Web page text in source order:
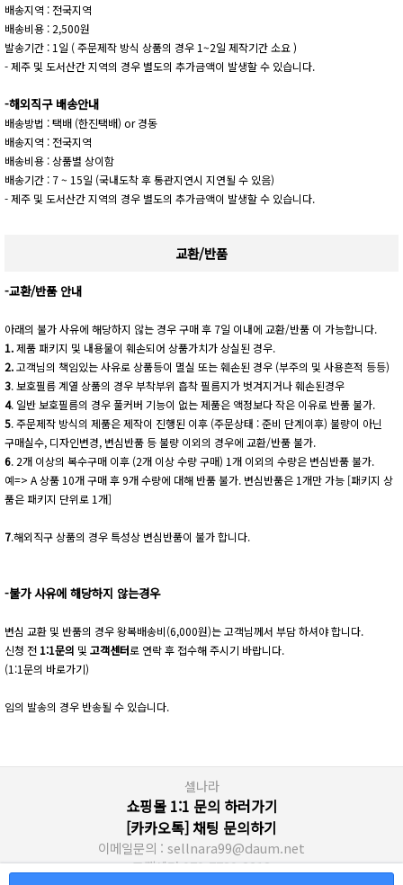
배송지역 : 전국지역
배송비용 : 2,500원
발송기간 : 1일 ( 주문제작 방식 상품의 경우 1~2일 제작기간 소요 )
- 제주 및 도서산간 지역의 경우 별도의 추가금액이 발생할 수 있습니다.
-해외직구 배송안내
배송방법 : 택배 (한진택배) or 경동
배송지역 : 전국지역
배송비용 : 상품별 상이함
배송기간 : 7 ~ 15일 (국내도착 후 통관지연시 지연될 수 있음)
- 제주 및 도서산간 지역의 경우 별도의 추가금액이 발생할 수 있습니다.
교환/반품
-교환/반품 안내
아래의 불가 사유에 해당하지 않는 경우 구매 후 7일 이내에 교환/반품 이 가능합니다.
1.제품 패키지 및 내용물이 훼손되어 상품가치가 상실된 경우.
2.고객님의 책임있는 사유로 상품등이 멸실 또는 훼손된 경우 (부주의 및 사용흔적 등등)
3. 보호필름 계열 상품의 경우 부착부위 흡착 필름지가 벗겨지거나 훼손된경우
4. 일반 보호필름의 경우 풀커버 기능이 없는 제품은 액정보다 작은 이유로 반품 불가.
5. 주문제작 방식의 제품은 제작이 진행된 이후 (주문상태 : 준비 단계이후) 불량이 아닌
구매실수, 디자인변경, 변심반품 등 불량 이외의 경우에 교환/반품 불가.
6. 2개 이상의 복수구매 이후 (2개 이상 수량 구매) 1개 이외의 수량은 변심반품 불가.
예=> A 상품 10개 구매 후 9개 수량에 대해 반품 불가. 변심반품은 1개만 가능 [패키지 상
품은 패키지 단위로 1개]
7.해외직구 상품의 경우 특성상 변심반품이 불가 합니다.
-불가 사유에 해당하지 않는경우
변심 교환 및 반품의 경우 왕복배송비(6,000원)는 고객님께서 부담 하셔야 합니다.
신청 전 1:1문의 및 고객센터로 연락 후 접수해 주시기 바랍니다.
(1:1문의 바로가기)
임의 발송의 경우 반송될 수 있습니다.
셀나라
쇼핑몰 1:1 문의 하러가기
[카카오톡] 채팅 문의하기
이메일문의 : sellnara99@daum.net
고객센터 070-7730-2213